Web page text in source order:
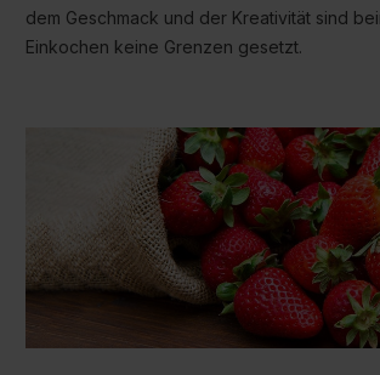
dem Geschmack und der Kreativität sind
Einkochen keine Grenzen gesetzt.